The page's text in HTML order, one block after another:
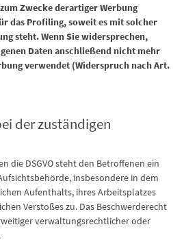
Zwecke derartiger Werbung
das Profiling, soweit es mit solcher
steht. Wenn Sie widersprechen,
Daten anschließend nicht mehr
verwendet (Widerspruch nach Art.
der zuständigen
die DSGVO steht den Betroffenen ein
insbesondere in dem
Aufenthalts, ihres Arbeitsplatzes
Verstoßes zu. Das Beschwerderecht
verwaltungsrechtlicher oder